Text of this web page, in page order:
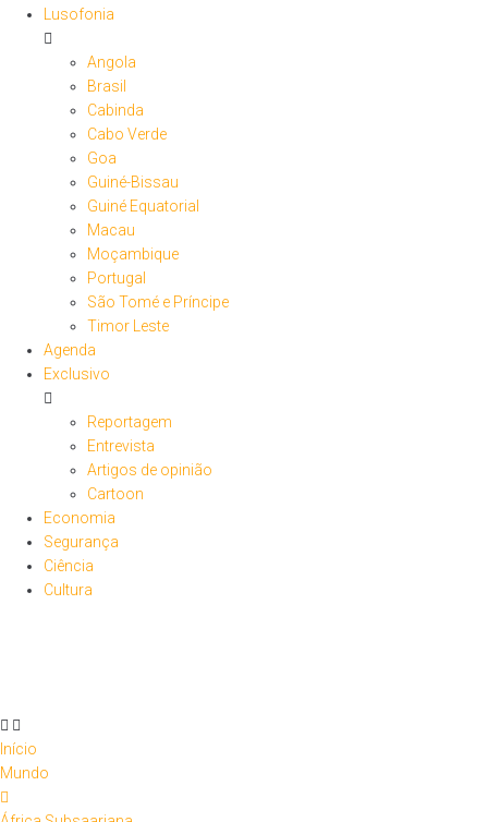
Lusofonia
Angola
Brasil
Cabinda
Cabo Verde
Goa
Guiné-Bissau
Guiné Equatorial
Macau
Moçambique
Portugal
São Tomé e Príncipe
Timor Leste
Agenda
Exclusivo
Reportagem
Entrevista
Artigos de opinião
Cartoon
Economia
Segurança
Ciência
Cultura
Início
Mundo